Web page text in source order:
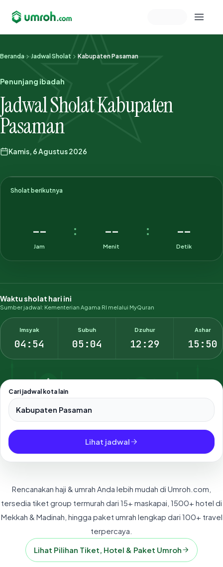
Memeriksa sesi akun
Beranda Jadwal Sholat Kabupaten Pasaman
Penunjang ibadah
Jadwal Sholat Kabupaten
Pasaman
Kamis, 6 Agustus 2026
Sholat berikutnya
--
Jam
: --
Menit
: --
Detik
Waktu sholat hari ini
Sumber jadwal: Kementerian Agama RI melalui MyQuran
Imsyak
04:54
Subuh
05:04
Dzuhur
12:29
Ashar
15:50
Cari jadwal kota lain
Pilih salah satu dari 500+ kota dan kabupaten di Indonesia.
Lihat jadwal
Rencanakan haji & umrah Anda lebih mudah di Umroh.com,
tersedia tiket group termurah dari 15+ maskapai, 1500+ hotel di
Mekkah & Madinah, hingga paket umrah lengkap dari 100+ travel
terpercaya.
Lihat Pilihan Tiket, Hotel & Paket Umroh